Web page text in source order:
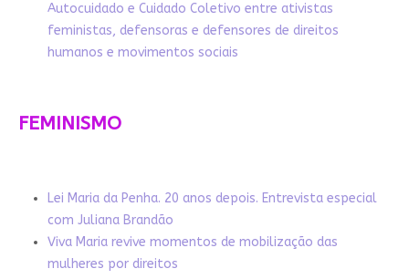
Autocuidado e Cuidado Coletivo entre ativistas
feministas, defensoras e defensores de direitos
humanos e movimentos sociais
FEMINISMO
Lei Maria da Penha. 20 anos depois. Entrevista especial
com Juliana Brandão
Viva Maria revive momentos de mobilização das
mulheres por direitos